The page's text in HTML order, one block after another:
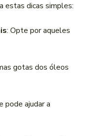
estas dicas simples:
: Opte por aqueles
gotas dos óleos
pode ajudar a